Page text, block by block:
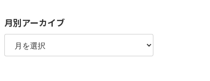
月別アーカイブ
月
ア